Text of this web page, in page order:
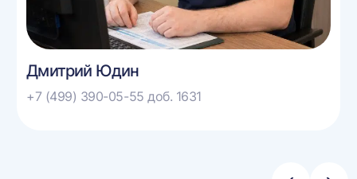
Дмитрий Юдин
+7 (499) 390-05-55 доб. 1631